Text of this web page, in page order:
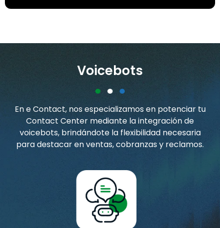
Voicebots
En e Contact, nos especializamos en potenciar tu
Contact Center mediante la integración de
voicebots, brindándote la flexibilidad necesaria
para destacar en ventas, cobranzas y reclamos.